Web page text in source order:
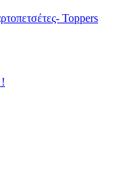
Toppers